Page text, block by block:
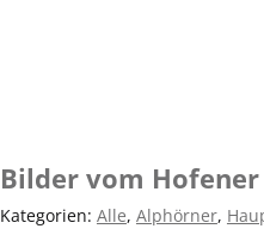
Bilder vom
Kategorien: Alle, Alphörner,